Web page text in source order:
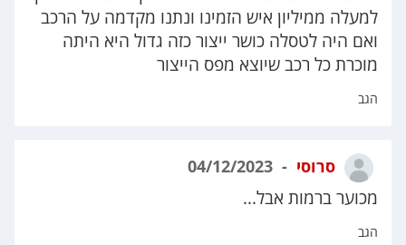
למעלה ממיליון איש הזמינו ונתנו מקדמה על הרכב
ואם היה לטסלה כושר ייצור כזה גדול היא היתה
מוכרת כל רכב שיוצא מפס הייצור
הגב
סרוסי
מכוער ברמות אבל...
הגב